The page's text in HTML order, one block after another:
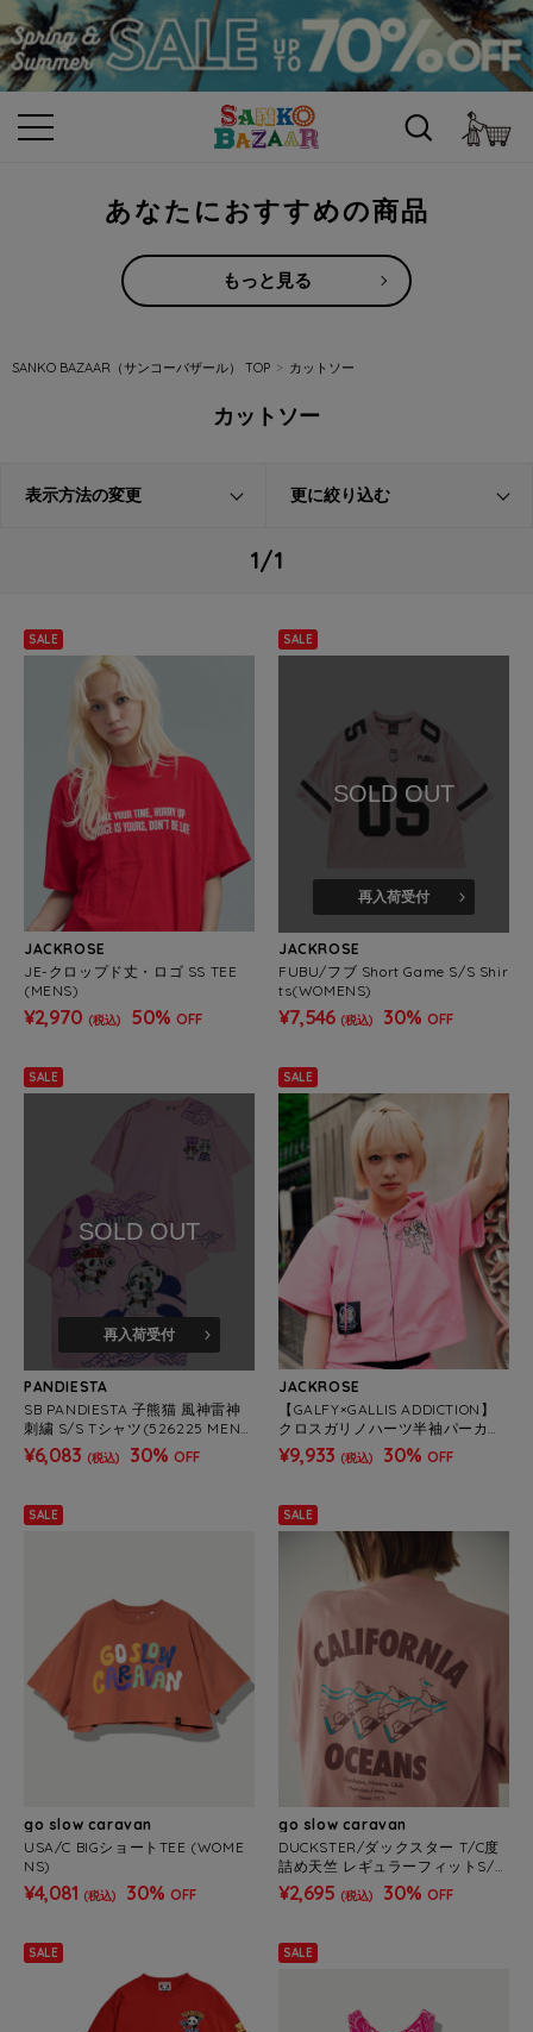
あなたにおすすめの商品
もっと見る
SANKO BAZAAR（サンコーバザール） TOP カットソー
カットソー
表示方法の変更 更に絞り込む
1/1
SALE
JACKROSE
JE-クロップド丈・ロゴ SS TEE
(MENS)
¥2,970 (税込) 50% OFF
SALE
SOLD OUT
再入荷受付
JACKROSE
FUBU/フブ Short Game S/S Shir
ts(WOMENS)
¥7,546 (税込) 30% OFF
SALE
SOLD OUT
再入荷受付
PANDIESTA
SB PANDIESTA 子熊猫 風神雷神
刺繍 S/S Tシャツ(526225 MEN
S/WOMENS）
¥6,083 (税込) 30% OFF
SALE
JACKROSE
【GALFY×GALLIS ADDICTION】
クロスガリノハーツ半袖パーカー*
セットアップ対応(MENS/WOME
NS)
¥9,933 (税込) 30% OFF
SALE
go slow caravan
USA/C BIGショートTEE (WOME
NS)
¥4,081 (税込) 30% OFF
SALE
go slow caravan
DUCKSTER/ダックスター T/C度
詰め天竺 レギュラーフィットS/S
TEE《CALI OCEAN》(MENS)
¥2,695 (税込) 30% OFF
SALE SALE